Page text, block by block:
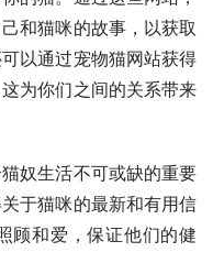
和猫咪的故事，以获取
以通过宠物猫网站获得
为你们之间的关系带来
奴生活不可或缺的重要
于猫咪的最新和有用信
顾和爱，保证他们的健